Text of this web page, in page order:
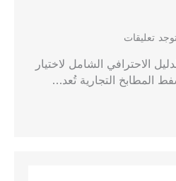
تعليقات
الاحترافي الشامل لاختيار
المطابخ التجارية تُعد…